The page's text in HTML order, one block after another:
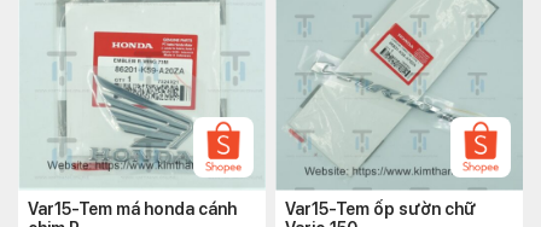
Var15-Tem má honda cánh
Var15-Tem ốp sườn chữ